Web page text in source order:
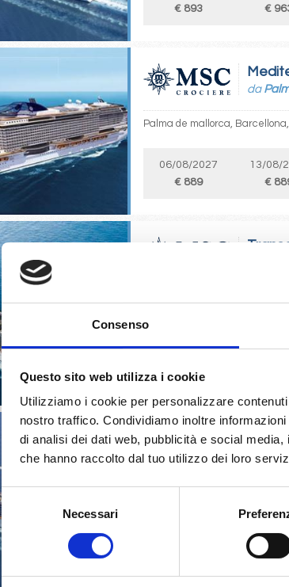
Consenso
Questo sito web utilizza i cookie
Utilizziamo i cookie per personalizzare
nostro traffico. Condividiamo inoltre
di analisi dei dati web, pubblicità e social
che hanno raccolto dal tuo utilizzo dei loro
Selezione
del
consenso
Necessari
€ 893
€
da
Palma de mallorca,
06/08/2027
€ 889
13/08/
€
€ 889
Sud
daSao
Sao paulo (santos), Camboriu,